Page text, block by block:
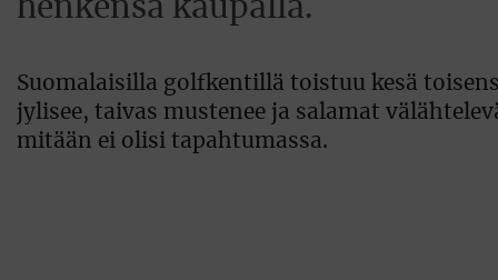
henkensä kaupalla.
Suomalaisilla golfkentillä toistuu kesä
jylisee, taivas mustenee ja salamat
mitään ei olisi tapahtumassa.